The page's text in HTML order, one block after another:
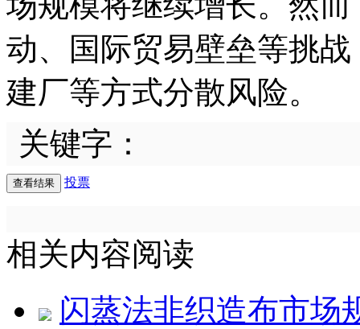
动、国际贸易壁垒等挑
建厂等方式分散风险。
关键字：
投票
相关内容阅读
闪蒸法非织造布市场